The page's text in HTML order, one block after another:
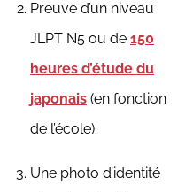
Preuve d’un niveau
JLPT N5 ou de 150
heures d’étude du
japonais (en fonction
de l’école).
Une photo d’identité